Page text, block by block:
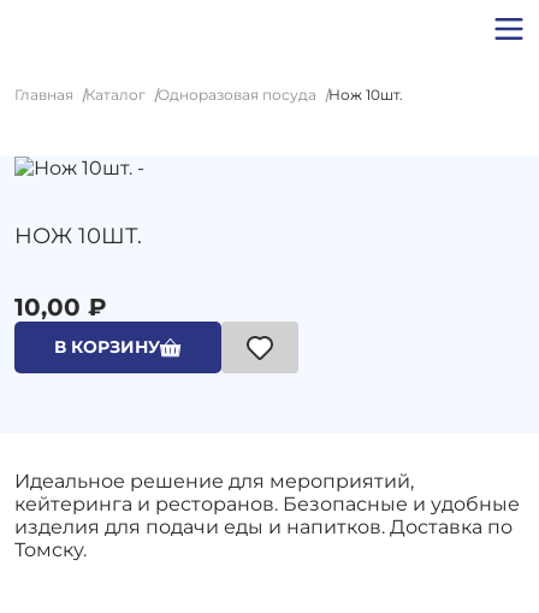
Главная Каталог Одноразовая посуда Нож 10шт.
НОЖ 10ШТ.
10,00 ₽
В КОРЗИНУ
Идеальное решение для мероприятий,
кейтеринга и ресторанов. Безопасные и удобные
изделия для подачи еды и напитков. Доставка по
Томску.